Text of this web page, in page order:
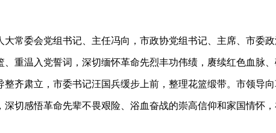
常委会党组书记、主任冯向，市政协党组书记、主席、市委
重温入党誓词，深切缅怀革命先烈丰功伟绩，赓续红色血脉、
齐肃立，市委书记汪国兵缓步上前，整理花篮缎带。市领导
切感悟革命先辈不畏艰险、浴血奋战的崇高信仰和家国情怀